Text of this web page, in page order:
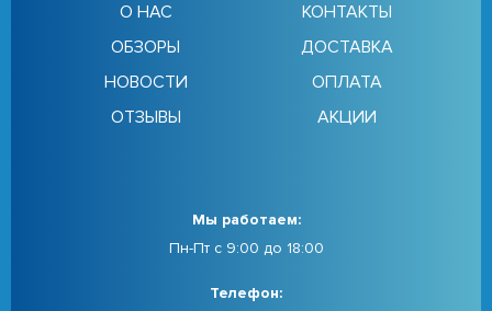
О НАС
ОБЗОРЫ
НОВОСТИ
ОТЗЫВЫ
КОНТАКТЫ
ДОСТАВКА
ОПЛАТА
АКЦИИ
Мы работаем:
Пн-Пт с 9:00 до 18:00
Телефон: